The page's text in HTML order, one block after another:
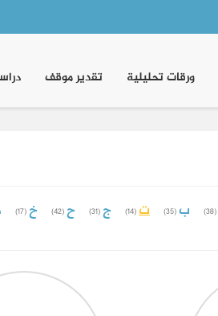
ورقات تحليلية تقدير موقف
(38) ب(35) ت(14) ج(31) ح(42) خ(17)